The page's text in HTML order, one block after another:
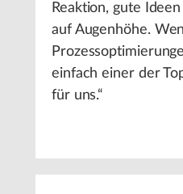
Reaktion, gute
auf Augenhöhe.
einfach einer der
für uns.“